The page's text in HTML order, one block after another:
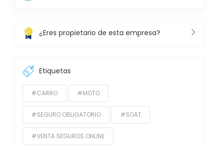
¿Eres propietario de esta empresa?
Etiquetas
#CARRO #MOTO
#SEGURO OBLIGATORIO #SOAT
#VENTA SEGUROS ONLINE